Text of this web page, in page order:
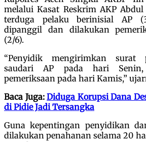
melalui Kasat Reskrim AKP
terduga pelaku berinisial AP
dipanggil dan dilakukan
(2/6).
“Penyidik mengirimkan surat
saudari AP pada hari
pemeriksaan pada hari Kamis,”
Baca Juga:Diduga Korupsi Dana
di Pidie Jadi Tersangka
Guna kepentingan penyidikan
dilakukan penahanan selama 20